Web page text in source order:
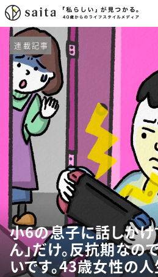
連載記事
小6の息子に話しかけ
ん」だけ。反抗期なの
いです。43歳女性の